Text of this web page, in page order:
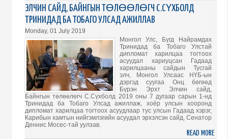
УУР
АРГА
ЭЛЧИН САЙД, БАЙНГЫН ТӨЛӨӨЛӨГЧ С.СҮХБОЛД
ТРИНИДАД БА ТОБАГО УЛСАД АЖИЛЛАВ
Monday, 01 July 2019
Монгол Улс, Бүгд Найрамдах
Тринидад ба Тобаго Улстай
дипломат харилцаа тогтоох
асуудал хариуцсан Гадаад
харилцааны сайдын Тусгай
элч, Монгол Улсаас НҮБ-ын
дэргэд суугаа Онц бөгөөд
Бүрэн Эрхт Элчин сайд,
Байнгын төлөөлөгч С.Сүхболд 2019 оны 7 дугаар сарын 1-нд
Тринидад ба Тобаго Улсад ажиллаж, хоёр улсын хооронд
дипломат харилцаа тогтоох асуудлаар тус улсын Гадаад хэрэг,
Карибын хамтын нийгэмлэгийн асуудал эрхэлсэн сайд, Сенатор
Деннис Мосес-тай уулзав.
READ MORE